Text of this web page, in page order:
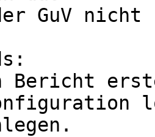
GuV nicht
Bericht